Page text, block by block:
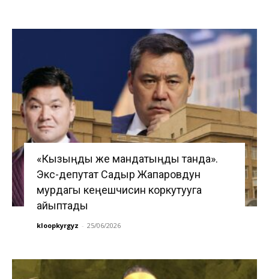
«Кызыңды же мандатыңды танда».
Экс-депутат Садыр Жапаровдун
мурдагы кеңешчисин коркутууга
айыптады
kloopkyrgyz - 25/06/2026